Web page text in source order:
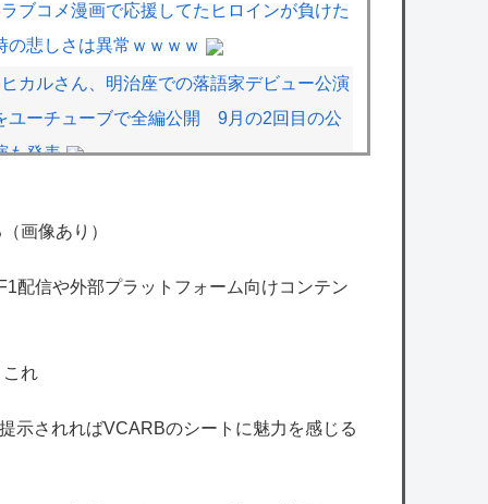
ラブコメ漫画で応援してたヒロインが負けた
の悲しさは異常ｗｗｗｗ
ヒカルさん、明治座での落語家デビュー公演
ユーチューブで全編公開 9月の2回目の公
も発表
白いんだよな
💕おじさんだよ🖤」← 『英訳の人も限界』
【艦これ】E5クリアした人に聞きたいんだ
画像あり）
配信や外部プラットフォーム向けコンテン
れ
示されればVCARBのシートに魅力を感じる